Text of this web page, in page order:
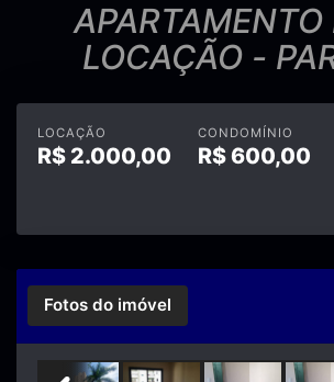
APARTAMENTO
LOCAÇÃO -
LOCAÇÃO
R$ 2.000,00
CONDOMÍNIO
R$600,00
Fotos do imóvel